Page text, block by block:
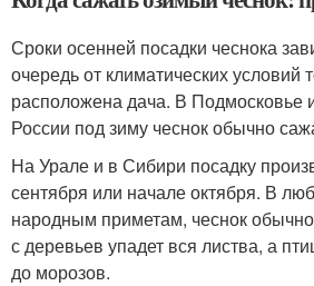
Сроки осенней посадки чеснока
очередь от климатических условий
расположена дача. В Подмосковье
России под зиму чеснок обычно
На Урале и в Сибири посадку
сентября или начале октября. В
народным приметам, чеснок обычно
с деревьев упадет вся листва, а
до морозов.